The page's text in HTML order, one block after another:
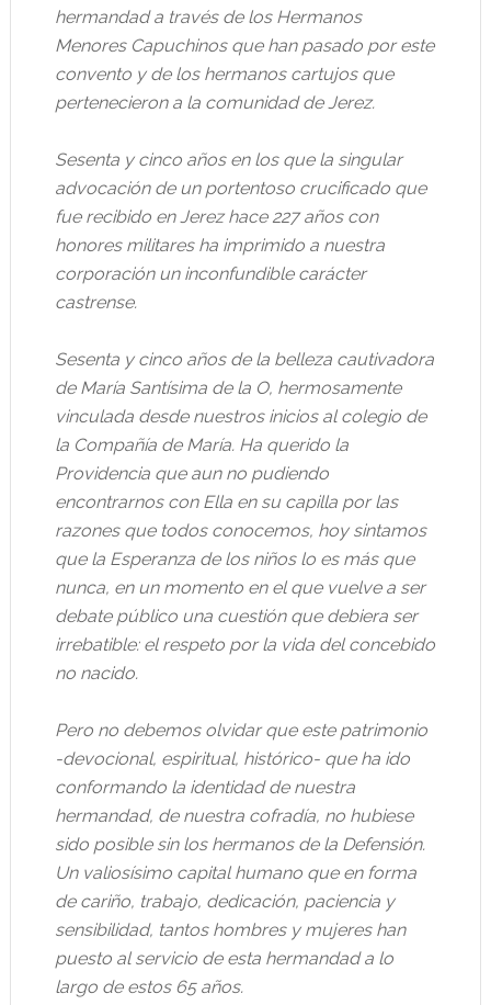
hermandad a través de los Hermanos
Menores Capuchinos que han pasado por este
convento y de los hermanos cartujos que
pertenecieron a la comunidad de Jerez.
Sesenta y cinco años en los que la singular
advocación de un portentoso crucificado que
fue recibido en Jerez hace 227 años con
honores militares ha imprimido a nuestra
corporación un inconfundible carácter
castrense.
Sesenta y cinco años de la belleza cautivadora
de María Santísima de la O, hermosamente
vinculada desde nuestros inicios al colegio de
la Compañía de María. Ha querido la
Providencia que aun no pudiendo
encontrarnos con Ella en su capilla por las
razones que todos conocemos, hoy sintamos
que la Esperanza de los niños lo es más que
nunca, en un momento en el que vuelve a ser
debate público una cuestión que debiera ser
irrebatible: el respeto por la vida del concebido
no nacido.
Pero no debemos olvidar que este patrimonio
-devocional, espiritual, histórico- que ha ido
conformando la identidad de nuestra
hermandad, de nuestra cofradía, no hubiese
sido posible sin los hermanos de la Defensión.
Un valiosísimo capital humano que en forma
de cariño, trabajo, dedicación, paciencia y
sensibilidad, tantos hombres y mujeres han
puesto al servicio de esta hermandad a lo
largo de estos 65 años.